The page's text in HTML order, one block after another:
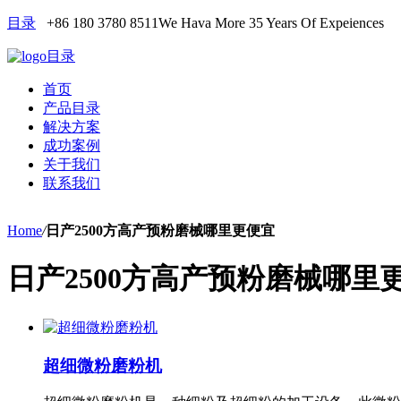
目录 +86 180 3780 8511We Hava More 35 Years Of Expeiences
目录
首页
产品目录
解决方案
成功案例
关于我们
联系我们
Home/日产2500方高产预粉磨械哪里更便宜
日产2500方高产预粉磨械哪里
超细微粉磨粉机